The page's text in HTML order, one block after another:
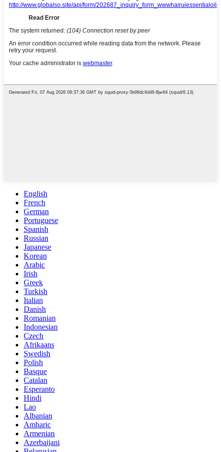
English
French
German
Portuguese
Spanish
Russian
Japanese
Korean
Arabic
Irish
Greek
Turkish
Italian
Danish
Romanian
Indonesian
Czech
Afrikaans
Swedish
Polish
Basque
Catalan
Esperanto
Hindi
Lao
Albanian
Amharic
Armenian
Azerbaijani